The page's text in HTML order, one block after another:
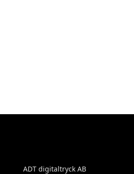
ADT digitaltryck AB